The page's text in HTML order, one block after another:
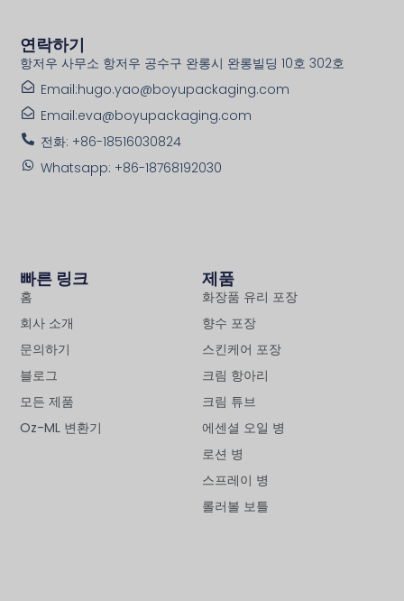
제품
화장품 유리 포장
향수 포장
스킨케어 포장
크림 항아리
크림 튜브
에센셜 오일 병
로션 병
스프레이 병
롤러볼 보틀
빠른 링크
홈
회사 소개
문의하기
블로그
모든 제품
Oz-ML 변환기
연락하기
항저우 사무소 항저우 공수구 완롱시 완롱빌딩 10호 302호
Email:hugo.yao@boyupackaging.com
Email:eva@boyupackaging.com
전화: +86-18516030824
Whatsapp: +86-18768192030